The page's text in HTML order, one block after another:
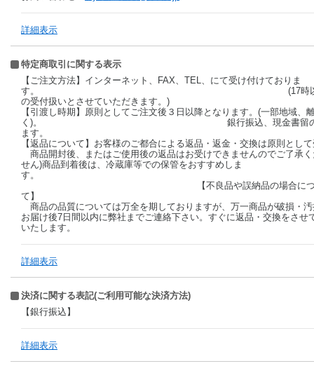
詳細表示
特定商取引に関する表示
【ご注文方法】インターネット、FAX、TEL、にて受け付けておりま
す。 (17時以降及び日曜祝日の受
の受付扱いとさせていただきます。)
【引渡し時期】原則としてご注文後３日以降となります。(一部地域、
く)。 銀行振込、現金書留の場合、ご入金の
ます。
【返品について】お客様のご都合による返品・返金・交
商品開封後、またはご使用後の返品はお受けできませんのでご了承
せん)商品到着後は、冷蔵庫等での保管をおすすめしま
す
【不良品や誤納品の場合につ
て
商品の品質については万全を期しておりますが、万一商品が破損・
お届け後7日間以内に弊社までご連絡下さい。すぐに返品・交換をさ
いたします。
詳細表示
決済に関する表記(ご利用可能な決済方法)
【銀行振込】
詳細表示